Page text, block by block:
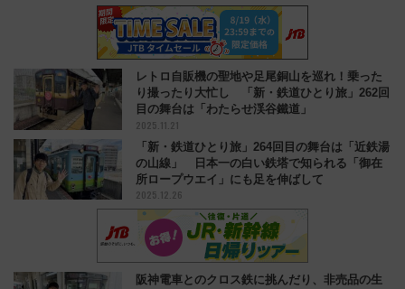
レトロ自販機の聖地や足尾銅山を巡れ！乗った
り撮ったり大忙し 「新・鉄道ひとり旅」262回
目の舞台は「わたらせ渓谷鐵道」
2025.11.21
「新・鉄道ひとり旅」264回目の舞台は「近鉄湯
の山線」 日本一の白い鉄塔で知られる「御在
所ロープウエイ」にも足を伸ばして
2025.12.26
阪神電車とのクロス鉄に挑んだり、非売品の生